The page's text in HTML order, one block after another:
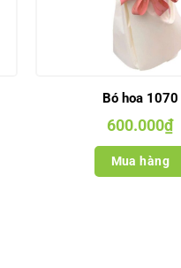
Bó hoa 1070
600.000₫
Mua hàng